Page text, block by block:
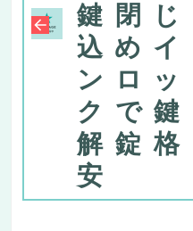
鍵閉じ
込めイ
ンロッ
クで鍵
解錠格
安